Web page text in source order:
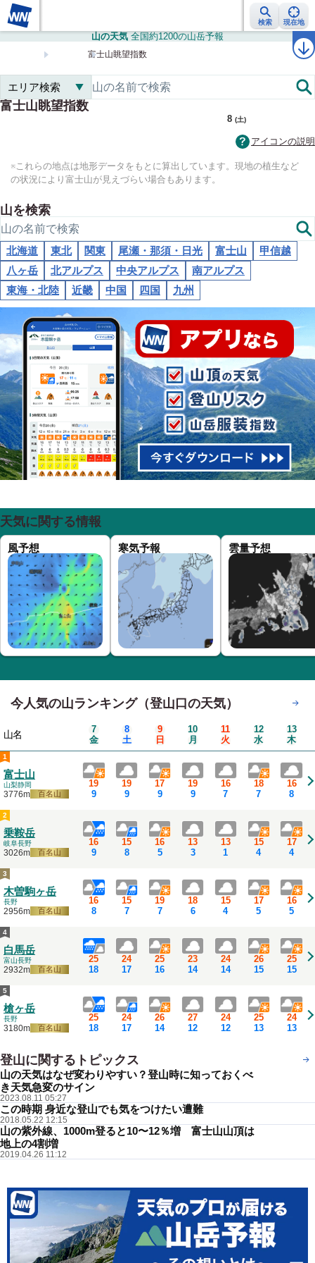
検索 現在地
ラ
山の天気 全国約1200の山岳予報
富士山眺望指数
富士山眺望指数
国土地理院
8 (土)
アイコンの説明
※これらの地点は地形データをもとに算出しています。現地の植生など
の状況により富士山が見えづらい場合もあります。
山を検索
北海道 東北 関東 尾瀬・那須・日光 富士山
甲信越
八ヶ岳
北アルプス 中央アルプス
南アルプス
東海・北陸
近畿 中国 四国 九州
天気に関する情報
風予想 寒気予報 雲量予想
今人気の山ランキング（登山口の天気）
山名
7
金
8
土
9
日
10
月
11
火
12
水
13
木
1
富士山
山梨静岡
3776m 百名山
19
9
19
9
17
9
19
9
16
7
18
7
16
8
2
乗鞍岳
岐阜長野
3026m 百名山
16
9
15
8
16
5
13
3
13
1
15
4
17
4
3
木曽駒ヶ岳
長野
2956m 百名山
16
8
15
7
19
7
18
6
15
4
17
5
16
5
4
白馬岳
富山長野
2932m 百名山
25
18
24
17
25
16
23
14
24
14
26
15
25
15
5
槍ヶ岳
長野
3180m 百名山
25
18
24
17
26
14
27
12
24
12
25
13
24
13
登山に関するトピックス
山の天気はなぜ変わりやすい？登山時に知っておくべ
き天気急変のサイン
2023.08.11 05:27
この時期 身近な登山でも気をつけたい遭難
2018.05.22 12:15
山の紫外線、1000m登ると10〜12％増 富士山山頂は
地上の4割増
2019.04.26 11:12